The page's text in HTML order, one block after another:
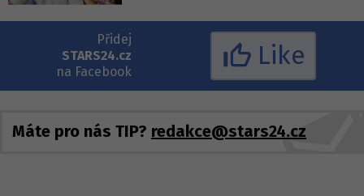
Přidej
STARS24.cz
na Facebook
Like
Máte pro nás TIP? redakce@stars24.cz